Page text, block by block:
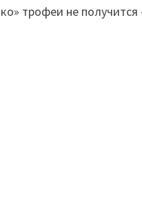
трофеи не